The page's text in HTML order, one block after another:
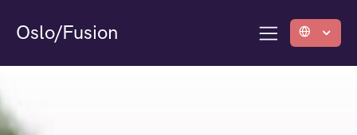
Oslo/Fusion